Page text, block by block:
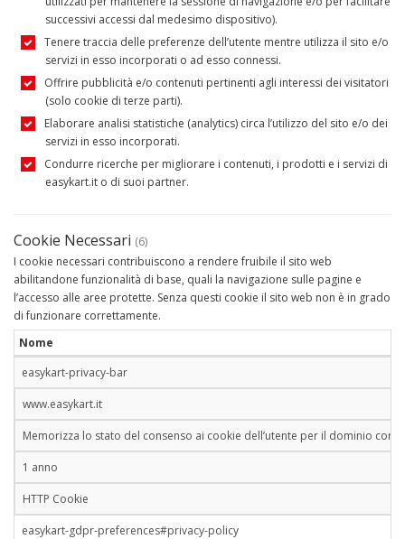
successivi accessi dal medesimo dispositivo).
Tenere traccia delle preferenze dell’utente mentre utilizza il sito e/o
servizi in esso incorporati o ad esso connessi.
Offrire pubblicità e/o contenuti pertinenti agli interessi dei visitatori
(solo cookie di terze parti).
Elaborare analisi statistiche (analytics) circa l’utilizzo del sito e/o dei
servizi in esso incorporati.
Condurre ricerche per migliorare i contenuti, i prodotti e i servizi di
easykart.it o di suoi partner.
Cookie Necessari (6)
I cookie necessari contribuiscono a rendere fruibile il sito web
abilitandone funzionalità di base, quali la navigazione sulle pagine e
l’accesso alle aree protette. Senza questi cookie il sito web non è in grado
di funzionare correttamente.
Nome
easykart-privacy-bar
www.easykart.it
Memorizza lo stato del consenso ai cookie dell’utente per il dominio
1 anno
HTTP Cookie
easykart-gdpr-preferences#privacy-policy